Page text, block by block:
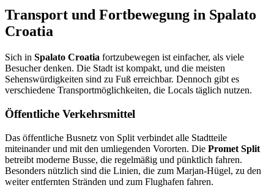
Transport und Fortbewegung in Spalato
Croatia
Sich in Spalato Croatia fortzubewegen ist einfacher, als viele
Besucher denken. Die Stadt ist kompakt, und die meisten
Sehenswürdigkeiten sind zu Fuß erreichbar. Dennoch gibt es
verschiedene Transportmöglichkeiten, die Locals täglich nutzen.
Öffentliche Verkehrsmittel
Das öffentliche Busnetz von Split verbindet alle Stadtteile
miteinander und mit den umliegenden Vororten. Die Promet Split
betreibt moderne Busse, die regelmäßig und pünktlich fahren.
Besonders nützlich sind die Linien, die zum Marjan-Hügel, zu den
weiter entfernten Stränden und zum Flughafen fahren.